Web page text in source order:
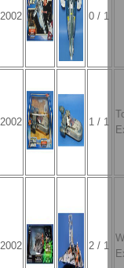
2002 0 / 1
2002 1 / 1
2002 2 / 1